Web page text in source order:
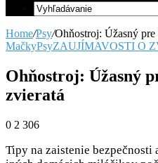
Article
Home/Psy/Ohňostroj: Úžasný
MačkyPsyZAUJÍMAVOSTI O
Ohňostroj: Úžasný
zvieratá
0 2 306
Tipy na zaistenie bezpečnosti